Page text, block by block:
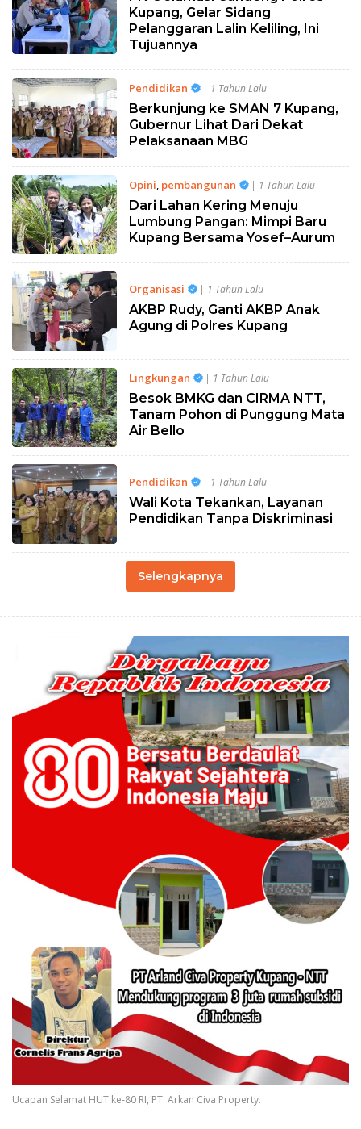
Kupang, Gelar Sidang
Pelanggaran Lalin Keliling, Ini
Tujuannya
Pendidikan | 1 Tahun Lalu
Berkunjung ke SMAN 7 Kupang,
Gubernur Lihat Dari Dekat
Pelaksanaan MBG
Opini, pembangunan | 1 Tahun Lalu
Dari Lahan Kering Menuju
Lumbung Pangan: Mimpi Baru
Kupang Bersama Yosef–Aurum
Organisasi | 1 Tahun Lalu
AKBP Rudy, Ganti AKBP Anak
Agung di Polres Kupang
Lingkungan | 1 Tahun Lalu
Besok BMKG dan CIRMA NTT,
Tanam Pohon di Punggung Mata
Air Bello
Pendidikan | 1 Tahun Lalu
Wali Kota Tekankan, Layanan
Pendidikan Tanpa Diskriminasi
Selengkapnya
Ucapan Selamat HUT ke-80 RI, PT. Arkan Civa Property.